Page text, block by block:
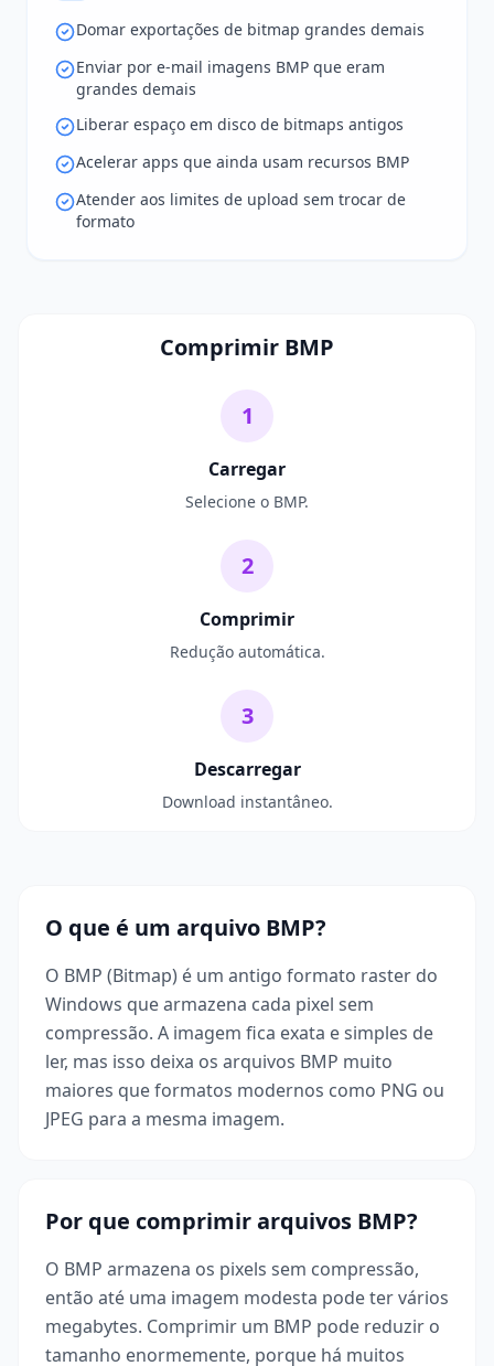
Domar exportações de bitmap grandes demais
Enviar por e-mail imagens BMP que eram
grandes demais
Liberar espaço em disco de bitmaps antigos
Acelerar apps que ainda usam recursos BMP
Atender aos limites de upload sem trocar de
formato
Comprimir BMP
1
Carregar
Selecione o BMP.
2
Comprimir
Redução automática.
3
Descarregar
Download instantâneo.
O que é um arquivo BMP?
O BMP (Bitmap) é um antigo formato raster do
Windows que armazena cada pixel sem
compressão. A imagem fica exata e simples de
ler, mas isso deixa os arquivos BMP muito
maiores que formatos modernos como PNG ou
JPEG para a mesma imagem.
Por que comprimir arquivos BMP?
O BMP armazena os pixels sem compressão,
então até uma imagem modesta pode ter vários
megabytes. Comprimir um BMP pode reduzir o
tamanho enormemente, porque há muitos